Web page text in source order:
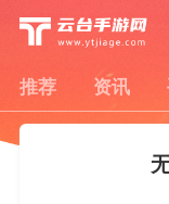
推荐 资讯